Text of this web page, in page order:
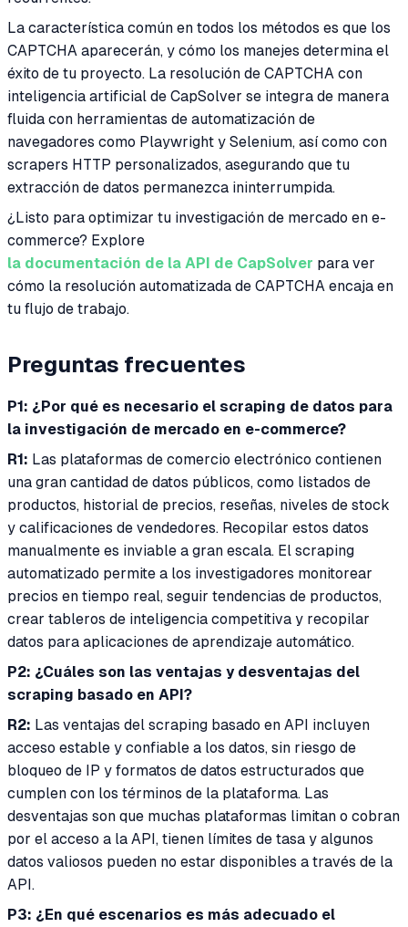
La característica común en todos los métodos es que los
CAPTCHA aparecerán, y cómo los manejes determina el
éxito de tu proyecto. La resolución de CAPTCHA con
inteligencia artificial de CapSolver se integra de manera
fluida con herramientas de automatización de
navegadores como Playwright y Selenium, así como con
scrapers HTTP personalizados, asegurando que tu
extracción de datos permanezca ininterrumpida.
¿Listo para optimizar tu investigación de mercado en e-
commerce? Explore
la documentación de la API de CapSolver para ver
cómo la resolución automatizada de CAPTCHA encaja en
tu flujo de trabajo.
Preguntas frecuentes
P1: ¿Por qué es necesario el scraping de datos para
la investigación de mercado en e-commerce?
R1: Las plataformas de comercio electrónico contienen
una gran cantidad de datos públicos, como listados de
productos, historial de precios, reseñas, niveles de stock
y calificaciones de vendedores. Recopilar estos datos
manualmente es inviable a gran escala. El scraping
automatizado permite a los investigadores monitorear
precios en tiempo real, seguir tendencias de productos,
crear tableros de inteligencia competitiva y recopilar
datos para aplicaciones de aprendizaje automático.
P2: ¿Cuáles son las ventajas y desventajas del
scraping basado en API?
R2: Las ventajas del scraping basado en API incluyen
acceso estable y confiable a los datos, sin riesgo de
bloqueo de IP y formatos de datos estructurados que
cumplen con los términos de la plataforma. Las
desventajas son que muchas plataformas limitan o cobran
por el acceso a la API, tienen límites de tasa y algunos
datos valiosos pueden no estar disponibles a través de la
API.
P3: ¿En qué escenarios es más adecuado el